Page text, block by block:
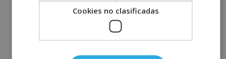
Cookies no clasificadas